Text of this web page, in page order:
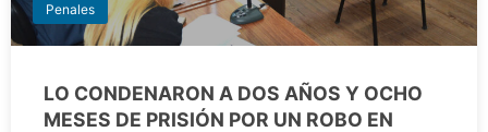
Penales
LO CONDENARON A DOS AÑOS Y OCHO
MESES DE PRISIÓN POR UN ROBO EN